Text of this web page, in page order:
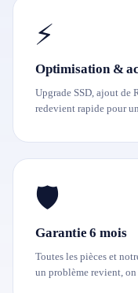
⚡
Optimisation &
Upgrade SSD, ajout
redevient rapide pour
🛡️
Garantie 6 mois
Toutes les pièces et
un problème revient,